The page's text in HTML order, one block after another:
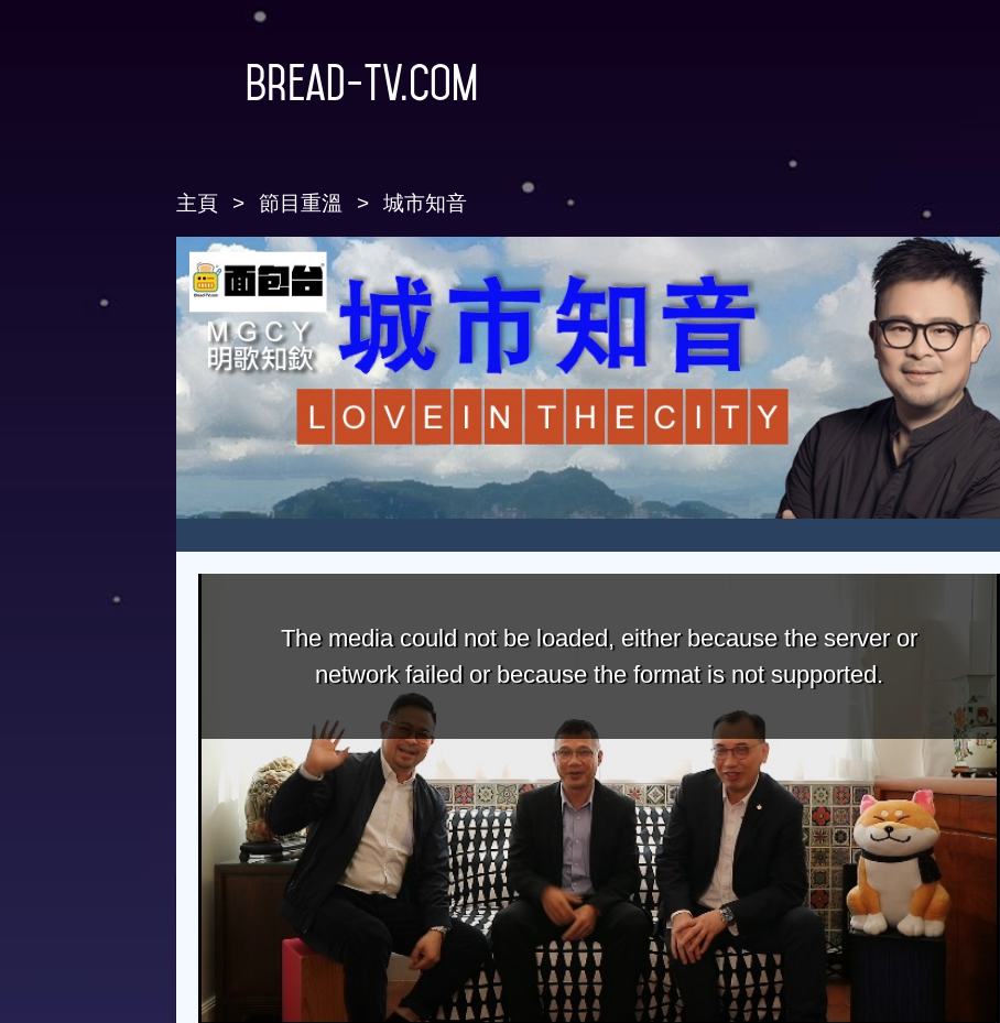
Bread-TV.com
主頁 節目重溫 城市知音
The media could not be loaded, either because the server or
network failed or because the format is not supported.